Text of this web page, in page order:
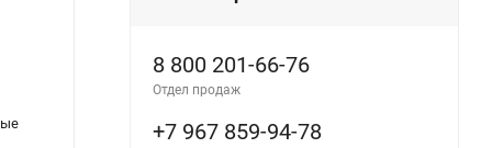
Перчатки рабочие морозостойкие крага,
8 800 201-66-76
Отдел продаж
+7 967 859-94-78